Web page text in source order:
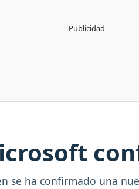
se ha confirmado una